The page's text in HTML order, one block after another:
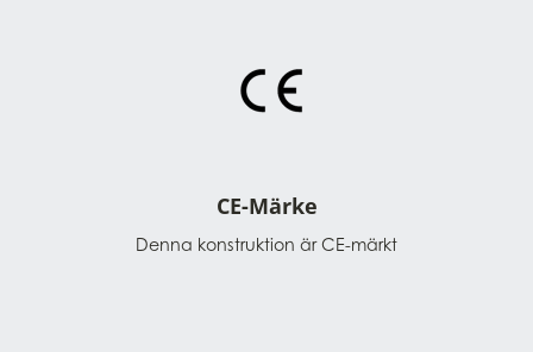
CE-Märke
Denna konstruktion är CE-märkt